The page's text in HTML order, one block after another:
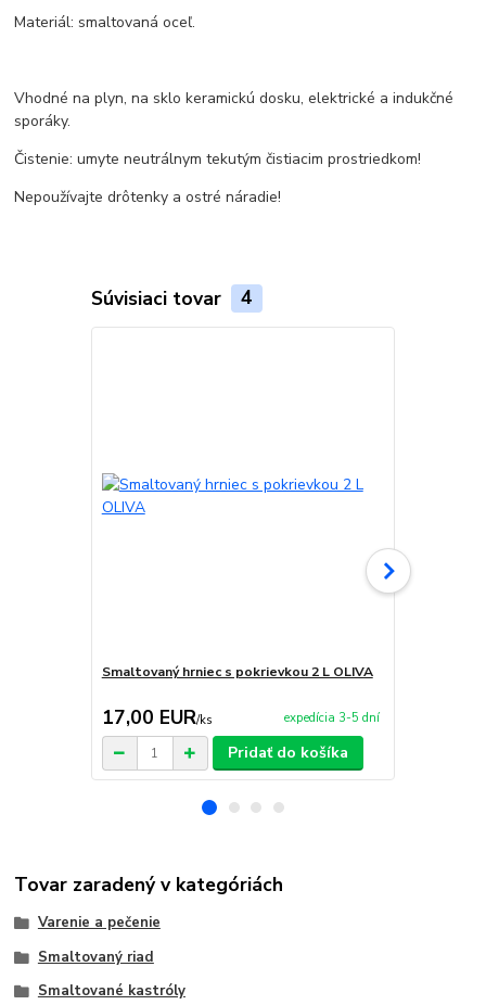
Materiál: smaltovaná oceľ.
Vhodné na plyn, na sklo keramickú dosku, elektrické a indukčné
sporáky.
Čistenie: umyte neutrálnym tekutým čistiacim prostriedkom!
Nepoužívajte drôtenky a ostré náradie!
Súvisiaci tovar 4
Smaltovaný hrniec s pokrievkou 2 L OLIVA
17,00 EUR/ks expedícia 3-5 dní
Pridať do košíka
Tovar zaradený v kategóriách
Varenie a pečenie
Smaltovaný riad
Smaltované kastróly